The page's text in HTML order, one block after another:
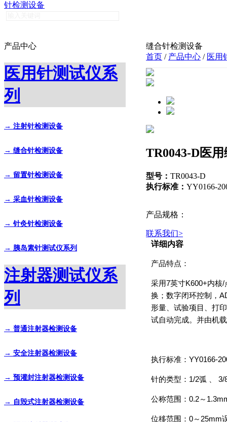
针检测设备
产品中心
医用针测试仪系
列
→ 注射针检测设备
→ 缝合针检测设备
→ 留置针检测设备
→ 采血针检测设备
→ 针灸针检测设备
→ 胰岛素针测试仪系列
注射器测试仪系
列
→ 普通注射器检测设备
→ 安全注射器检测设备
→ 预灌封注射器检测设备
→ 自毁式注射器检测设备
缝合针检测设备
首页 / 产品中心 / 医用
TR0043-D医
型号： TR0043-D
执行标准： YY0166-
产品规格：
联系我们>
详细内容
产品特点：
采用7英寸K600+内核
换；数字闭环控制，
形量、试验项目、打
试自动完成。并由机
执行标准：YY0166-
针的类型：1/2弧 、
公称范围：0.2～
位移范围：0～25mm